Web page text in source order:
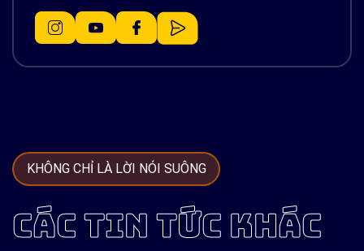
KHÔNG CHỈ LÀ LỜI NÓI SUÔNG
CÁC TIN TỨC KHÁC